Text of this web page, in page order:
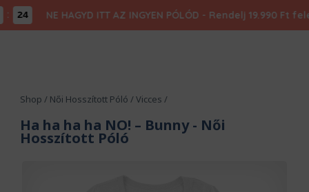
23 NE HAGYD ITT AZ INGYEN PÓLÓD - Rendelj 19.990 Ft
Shop / Női Hosszított Póló /Vicces /
Ha ha ha ha NO! – Bunny- Női
Hosszított Póló